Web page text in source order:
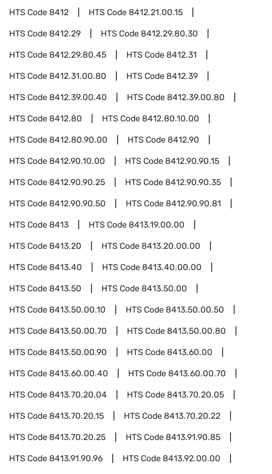
HTS Code8412 HTS Code8412.21.00.15
HTS Code8412.29 HTS Code8412.29.80.30
HTS Code8412.29.80.45 HTS Code8412.31
HTS Code8412.31.00.80 HTS Code8412.39
HTS Code8412.39.00.40 HTS Code8412.39.00.80
HTS Code8412.80 HTS Code8412.80.10.00
HTS Code8412.80.90.00 HTS Code8412.90
HTS Code8412.90.10.00 HTS Code8412.90.90.15
HTS Code8412.90.90.25 HTS Code8412.90.90.35
HTS Code8412.90.90.50 HTS Code8412.90.90.81
HTS Code8413 HTS Code8413.19.00.00
HTS Code8413.20 HTS Code8413.20.00.00
HTS Code8413.40 HTS Code8413.40.00.00
HTS Code8413.50 HTS Code8413.50.00
HTS Code8413.50.00.10 HTS Code8413.50.00.50
HTS Code8413.50.00.70 HTS Code8413.50.00.80
HTS Code8413.50.00.90 HTS Code8413.60.00
HTS Code8413.60.00.40 HTS Code8413.60.00.70
HTS Code8413.70.20.04 HTS Code8413.70.20.05
HTS Code8413.70.20.15 HTS Code8413.70.20.22
HTS Code8413.70.20.25 HTS Code8413.91.90.85
HTS Code8413.91.90.96 HTS Code8413.92.00.00